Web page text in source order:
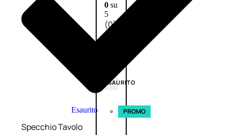
0su
5
(0)
ESAURITO
Esaurito PROMO
Specchio Tavolo